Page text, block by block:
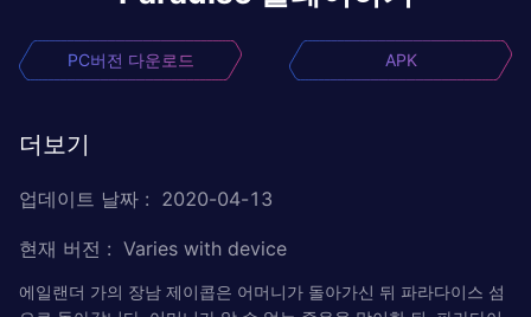
PC버전 다운로드 APK
더보기
업데이트 날짜 : 2020-04-13
현재 버전 : Varies with device
에일랜더 가의 장남 제이콥은 어머니가 돌아가신 뒤 파라다이스 섬